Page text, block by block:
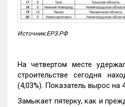
Источник:ЕРЗ.РФ
На четвертом месте
строительстве сегодня
(4,03%). Показатель вырос на
Замыкает пятерку, как и